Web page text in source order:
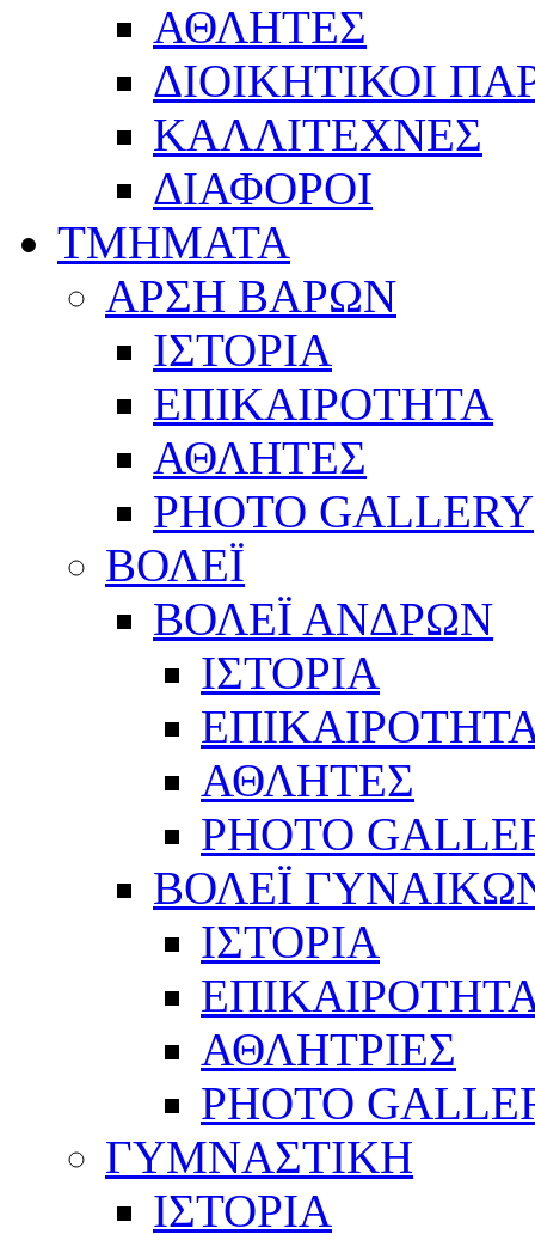
ΑΘΛΗΤΕΣ
ΔΙΟΙΚΗΤΙΚΟΙ
ΚΑΛΛΙΤΕΧΝΕΣ
ΔΙΑΦΟΡΟΙ
ΤΜΗΜΑΤΑ
ΑΡΣΗ ΒΑΡΩΝ
ΙΣΤΟΡΙΑ
ΕΠΙΚΑΙΡΟΤΗΤΑ
ΑΘΛΗΤΕΣ
PHOTO GALLERY
ΒΟΛΕΪ
ΒΟΛΕΪ ΑΝΔΡΩΝ
ΙΣΤΟΡΙΑ
ΑΘΛΗΤΕΣ
PHOTO
ΒΟΛΕΪ
ΙΣΤΟΡΙΑ
ΑΘΛΗΤΡΙΕΣ
PHOTO
ΓΥΜΝΑΣΤΙΚΗ
ΙΣΤΟΡΙΑ